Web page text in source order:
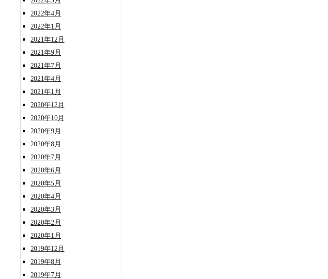
2022年4月
2022年1月
2021年12月
2021年9月
2021年7月
2021年4月
2021年1月
2020年12月
2020年10月
2020年9月
2020年8月
2020年7月
2020年6月
2020年5月
2020年4月
2020年3月
2020年2月
2020年1月
2019年12月
2019年8月
2019年7月